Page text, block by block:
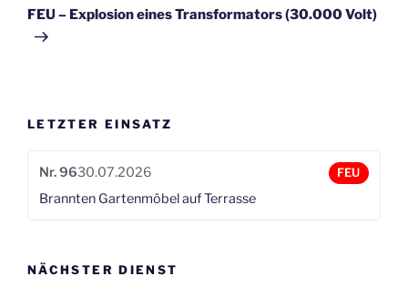
Beitrag
FEU – Explosion eines Transformators (30.000 Volt)
LETZTER EINSATZ
Nr. 9630.07.2026 FEU
Brannten Gartenmöbel auf Terrasse
NÄCHSTER DIENST